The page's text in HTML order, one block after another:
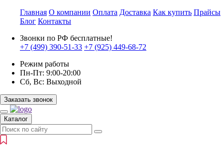
Главная О компании Оплата Доставка Как купить Прайсы
Блог Контакты
Звонки по РФ бесплатные!
+7 (499) 390-51-33 +7 (925) 449-68-72
Режим работы
Пн-Пт: 9:00-20:00
Сб, Вс: Выходной
Заказать звонок
Каталог